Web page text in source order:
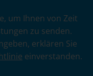
um Ihnen von Zeit
zu senden.
erklären Sie
einverstanden.